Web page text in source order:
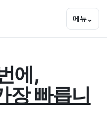
메뉴⌄
에,
장 빠릅니